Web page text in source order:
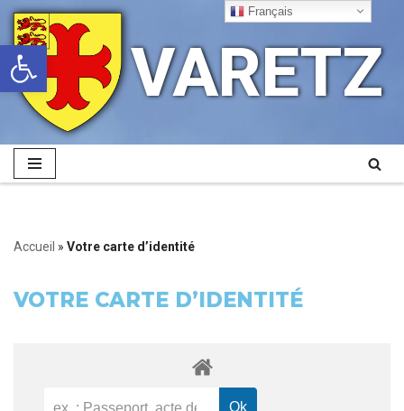
Ouvrir la barre d’outils
Aller
au
contenu
VARETZ
Accueil » Votre carte d’identité
VOTRE CARTE D’IDENTITÉ
Français